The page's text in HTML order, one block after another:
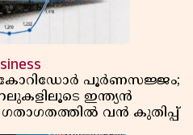
കോറിഡോർ പൂർണസജ്ജം;
ഇന്ത്യൻ
വൻ കുതിപ്പ്